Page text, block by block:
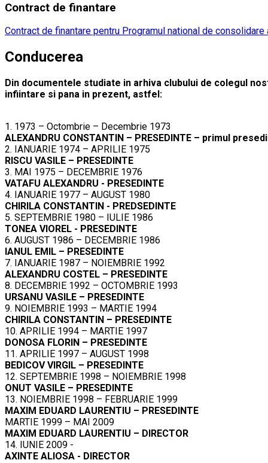
Contract de finantare
Contract de finantare pentru Programul national de
Conducerea
Din documentele studiate in arhiva clubului de colegul
infiintare si pana in prezent, astfel:
1. 1973 – Octombrie – Decembrie 1973
ALEXANDRU CONSTANTIN – PRESEDINTE – primul
2. IANUARIE 1974 – APRILIE 1975
RISCU VASILE – PRESEDINTE
3. MAI 1975 – DECEMBRIE 1976
VATAFU ALEXANDRU - PRESEDINTE
4. IANUARIE 1977 – AUGUST 1980
CHIRILA CONSTANTIN - PREDSEDINTE
5. SEPTEMBRIE 1980 – IULIE 1986
TONEA VIOREL - PRESEDINTE
6. AUGUST 1986 – DECEMBRIE 1986
IANUL EMIL – PRESEDINTE
7. IANUARIE 1987 – NOIEMBRIE 1992
ALEXANDRU COSTEL – PRESEDINTE
8. DECEMBRIE 1992 – OCTOMBRIE 1993
URSANU VASILE – PRESEDINTE
9. NOIEMBRIE 1993 – MARTIE 1994
CHIRILA CONSTANTIN – PRESEDINTE
10. APRILIE 1994 – MARTIE 1997
DONOSA FLORIN – PRESEDINTE
11. APRILIE 1997 – AUGUST 1998
BEDICOV VIRGIL – PRESEDINTE
12. SEPTEMBRIE 1998 – NOIEMBRIE 1998
ONUT VASILE – PRESEDINTE
13. NOIEMBRIE 1998 – FEBRUARIE 1999
MAXIM EDUARD LAURENTIU – PRESEDINTE
MARTIE 1999 – MAI 2009
MAXIM EDUARD LAURENTIU – DIRECTOR
14. IUNIE 2009 -
AXINTE ALIOSA - DIRECTOR